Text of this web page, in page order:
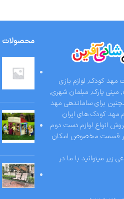
مهد کودک, لوازم بازی
مینی پارک, مبلمان شهری,
برای ساماندهی مهد
کودک های ایران
انواع لوازم دست دوم
در قسمت مخصوص امکان
زیر میتوانید با ما در
محصولات